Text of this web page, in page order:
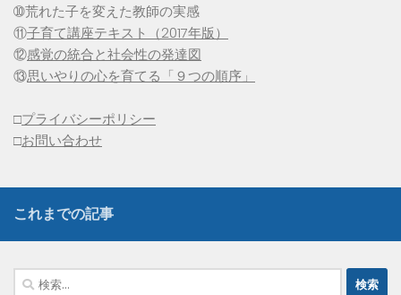
➉荒れた子を変えた教師の実感
⑪子育て講座テキスト（2017年版）
⑫感覚の統合と社会性の発達図
⑬思いやりの心を育てる「９つの順序」
□プライバシーポリシー
□お問い合わせ
これまでの記事
検